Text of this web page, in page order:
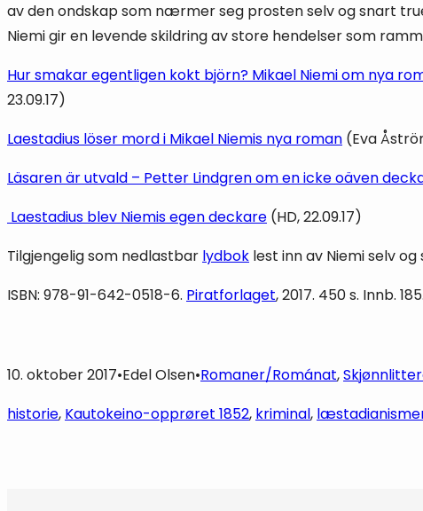
av den ondskap som nærmer seg prosten selv og snart
Niemi gir en levende skildring av store hendelser som
Hur smakar egentligen kokt björn? Mikael Niemi om nya
23.09.17)
Laestadius löser mord i Mikael Niemis nya roman (Eva
Läsaren är utvald – Petter Lindgren om en icke oäven
Laestadius blev Niemis egen deckare (HD, 22.09.17)
Tilgjengelig som nedlastbar lydbok lest inn av Niemi selv og
ISBN: 978-91-642-0518-6. Piratforlaget, 2017. 450 s. Innb.
10. oktober 2017•Edel Olsen•Romaner/Románat,
historie, Kautokeino-opprøret 1852, kriminal,